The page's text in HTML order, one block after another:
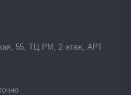
55, ТЦ РМ, 2 этаж, АРТ